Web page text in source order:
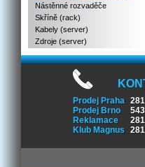
Nástěnné rozvaděče
Skříně (rack)
Kabely (server)
Zdroje (server)
Prodej Praha
Prodej Brno
Reklamace
Klub Magnus